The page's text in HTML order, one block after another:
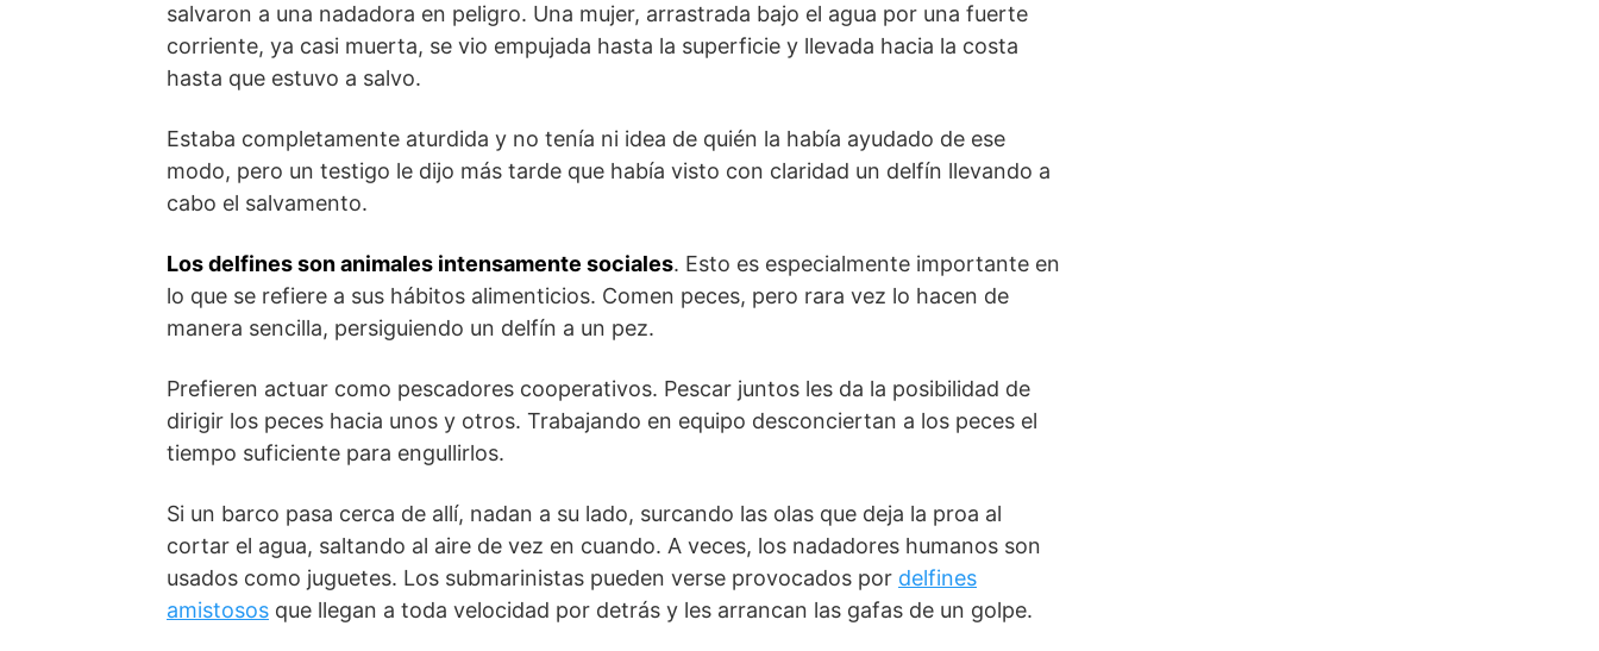
salvaron a una nadadora en peligro. Una mujer, arrastrada bajo el agua por una fuerte
corriente, ya casi muerta, se vio empujada hasta la superficie y llevada hacia la costa
hasta que estuvo a salvo.
Estaba completamente aturdida y no tenía ni idea de quién la había ayudado de ese
modo, pero un testigo le dijo más tarde que había visto con claridad un delfín llevando a
cabo el salvamento.
Los delfines son animales intensamente sociales. Esto es especialmente importante en
lo que se refiere a sus hábitos alimenticios. Comen peces, pero rara vez lo hacen de
manera sencilla, persiguiendo un delfín a un pez.
Prefieren actuar como pescadores cooperativos. Pescar juntos les da la posibilidad de
dirigir los peces hacia unos y otros. Trabajando en equipo desconciertan a los peces el
tiempo suficiente para engullirlos.
Si un barco pasa cerca de allí, nadan a su lado, surcando las olas que deja la proa al
cortar el agua, saltando al aire de vez en cuando. A veces, los nadadores humanos son
usados como juguetes. Los submarinistas pueden verse provocados por delfines
amistosos que llegan a toda velocidad por detrás y les arrancan las gafas de un golpe.